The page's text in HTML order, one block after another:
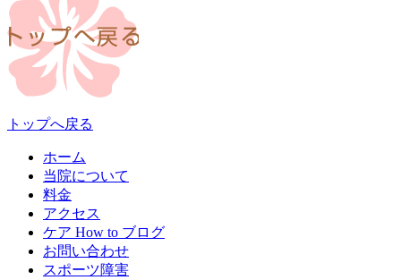
トップへ戻る
ホーム
当院について
料金
アクセス
ケア How to ブログ
お問い合わせ
スポーツ障害